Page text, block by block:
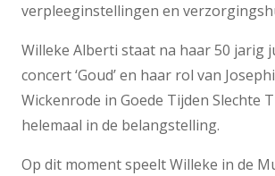
verpleeginstellingen en
Willeke Alberti staat na haar 50 jarig
concert ‘Goud’ en haar rol van
Wickenrode in Goede Tijden Slechte
helemaal in de belangstelling.
Op dit moment speelt Willeke in de